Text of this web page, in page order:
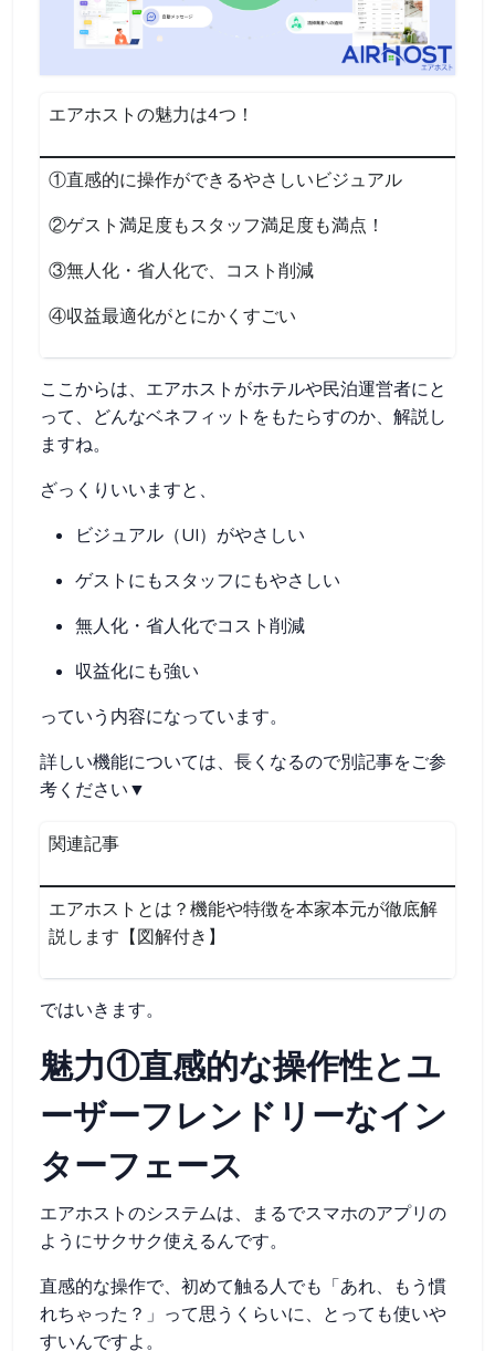
エアホストの魅力は4つ！
①直感的に操作ができるやさしいビジュアル
②ゲスト満足度もスタッフ満足度も満点！
③無人化・省人化で、コスト削減
④収益最適化がとにかくすごい
ここからは、エアホストがホテルや民泊運営者にと
って、どんなベネフィットをもたらすのか、解説し
ますね。
ざっくりいいますと、
ビジュアル（UI）がやさしい
ゲストにもスタッフにもやさしい
無人化・省人化でコスト削減
収益化にも強い
っていう内容になっています。
詳しい機能については、長くなるので別記事をご参
考ください▼
関連記事
エアホストとは？機能や特徴を本家本元が徹底解
説します【図解付き】
ではいきます。
魅力①直感的な操作性とユ
ーザーフレンドリーなイン
ターフェース
エアホストのシステムは、まるでスマホのアプリの
ようにサクサク使えるんです。
直感的な操作で、初めて触る人でも「あれ、もう慣
れちゃった？」って思うくらいに、とっても使いや
すいんですよ。